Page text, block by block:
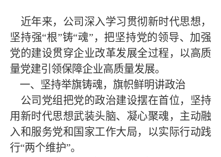
近年来，公司深入学习贯彻新时代思想，
坚持强“根”铸“魂”，把坚持党的领导、加强
党的建设贯穿企业改革发展全过程，以高质
量党建引领保障企业高质量发展。
一、坚持举旗铸魂，旗帜鲜明讲政治
公司党组把党的政治建设摆在首位，坚持
用新时代思想武装头脑、凝心聚魂，主动融
入和服务党和国家工作大局，以实际行动践
行“两个维护”。